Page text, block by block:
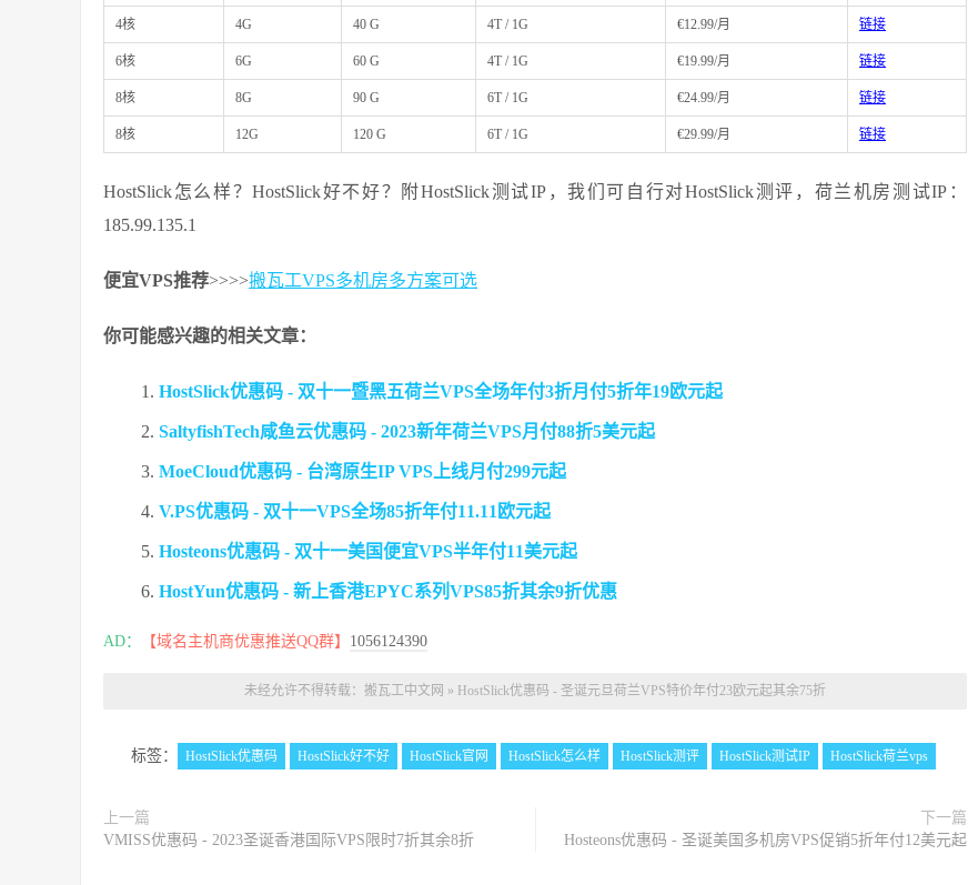
4核 4G 40 G 4T / 1G €12.99/月 链接
6核 6G 60 G 4T / 1G €19.99/月 链接
8核 8G 90 G 6T / 1G €24.99/月 链接
8核 12G 120 G 6T / 1G €29.99/月 链接
HostSlick怎么样？HostSlick好不好？附HostSlick测试IP，我们可自行对HostSlick测评，荷兰机房测试IP：
185.99.135.1
便宜VPS推荐>>>>搬瓦工VPS多机房多方案可选
你可能感兴趣的相关文章：
HostSlick优惠码 - 双十一暨黑五荷兰VPS全场年付3折月付5折年19欧元起
SaltyfishTech咸鱼云优惠码 - 2023新年荷兰VPS月付88折5美元起
MoeCloud优惠码 - 台湾原生IP VPS上线月付299元起
V.PS优惠码 - 双十一VPS全场85折年付11.11欧元起
Hosteons优惠码 - 双十一美国便宜VPS半年付11美元起
HostYun优惠码 - 新上香港EPYC系列VPS85折其余9折优惠
AD： 【域名主机商优惠推送QQ群】 1056124390
未经允许不得转载： 搬瓦工中文网 » HostSlick优惠码 - 圣诞元旦荷兰VPS特价年付23欧元起其余75折
标签： HostSlick优惠码 HostSlick好不好 HostSlick官网 HostSlick怎么样 HostSlick测评 HostSlick测试IP HostSlick荷兰vps
上一篇
VMISS优惠码 - 2023圣诞香港国际VPS限时7折其余8折
下一篇
Hosteons优惠码 - 圣诞美国多机房VPS促销5折年付12美元起